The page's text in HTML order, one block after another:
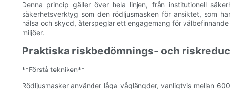
Denna princip gäller över hela linjen, från institutionell
säkerhetsverktyg som den rödljusmasken för ansiktet, som
hälsa och skydd, återspeglar ett engagemang för
miljöer.
Praktiska riskbedömnings- och
**Förstå tekniken**
Rödljusmasker använder låga våglängder, vanligtvis mellan